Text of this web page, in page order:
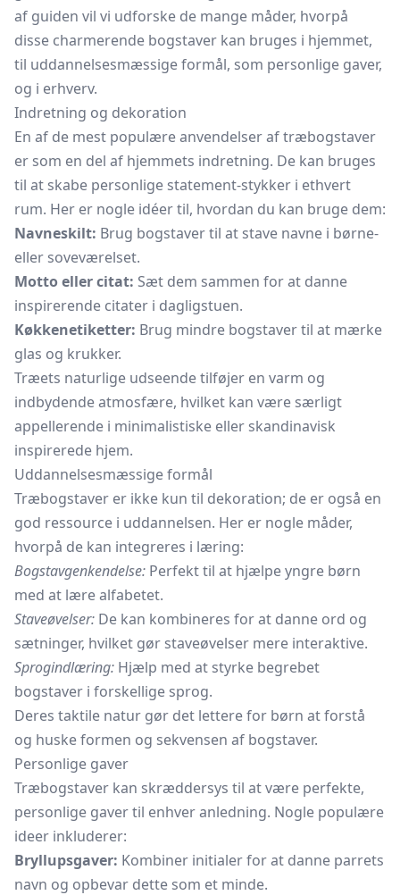
af guiden vil vi udforske de mange måder, hvorpå
disse charmerende bogstaver kan bruges i hjemmet,
til uddannelsesmæssige formål, som personlige gaver,
og i erhverv.
Indretning og dekoration
En af de mest populære anvendelser af træbogstaver
er som en del af hjemmets indretning. De kan bruges
til at skabe personlige statement-stykker i ethvert
rum. Her er nogle idéer til, hvordan du kan bruge dem:
Navneskilt: Brug bogstaver til at stave navne i børne-
eller soveværelset.
Motto eller citat: Sæt dem sammen for at danne
inspirerende citater i dagligstuen.
Køkkenetiketter: Brug mindre bogstaver til at mærke
glas og krukker.
Træets naturlige udseende tilføjer en varm og
indbydende atmosfære, hvilket kan være særligt
appellerende i minimalistiske eller skandinavisk
inspirerede hjem.
Uddannelsesmæssige formål
Træbogstaver er ikke kun til dekoration; de er også en
god ressource i uddannelsen. Her er nogle måder,
hvorpå de kan integreres i læring:
Bogstavgenkendelse: Perfekt til at hjælpe yngre børn
med at lære alfabetet.
Staveøvelser: De kan kombineres for at danne ord og
sætninger, hvilket gør staveøvelser mere interaktive.
Sprogindlæring: Hjælp med at styrke begrebet
bogstaver i forskellige sprog.
Deres taktile natur gør det lettere for børn at forstå
og huske formen og sekvensen af bogstaver.
Personlige gaver
Træbogstaver kan skræddersys til at være perfekte,
personlige gaver til enhver anledning. Nogle populære
ideer inkluderer:
Bryllupsgaver: Kombiner initialer for at danne parrets
navn og opbevar dette som et minde.